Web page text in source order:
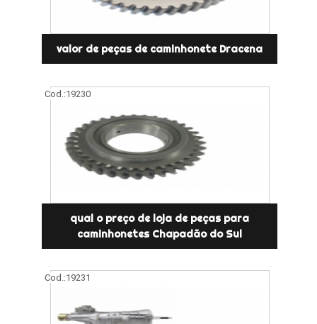
valor de peças de caminhonete Dracena
Cod.:19230
qual o preço de loja de peças para
caminhonetes Chapadão do Sul
Cod.:19231